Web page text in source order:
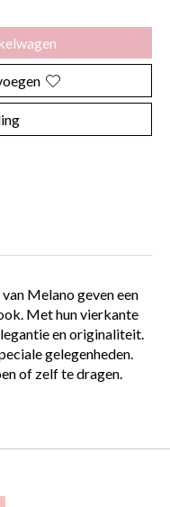
Melano geven een
Met hun vierkante
en originaliteit.
gelegenheden.
of zelf te dragen.